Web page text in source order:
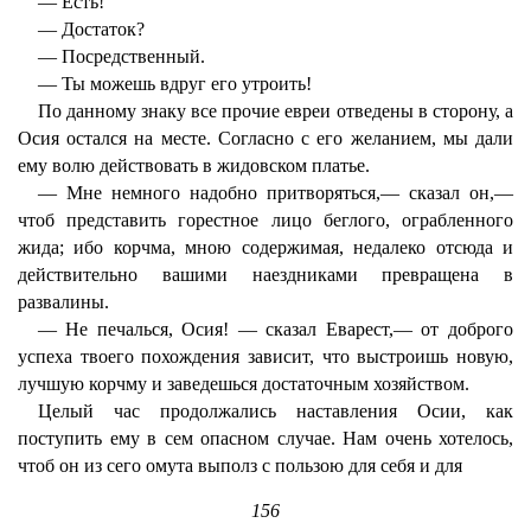
— Достаток?
— Посредственный.
— Ты можешь вдруг его утроить!
По данному знаку все прочие евреи отведены в сторону, а
Осия остался на месте. Согласно с его желанием, мы дали
ему волю действовать в жидовском платье.
— Мне немного надобно притворяться,— сказал он,—
чтоб представить горестное лицо беглого, ограбленного
жида; ибо корчма, мною содержимая, недалеко отсюда и
действительно вашими наездниками превращена в
развалины.
— Не печалься, Осия! — сказал Еварест,— от доброго
успеха твоего похождения зависит, что выстроишь новую,
лучшую корчму и заведешься достаточным хозяйством.
Целый час продолжались наставления Осии, как
поступить ему в сем опасном случае. Нам очень хотелось,
чтоб он из сего омута выполз с пользою для себя и для
156